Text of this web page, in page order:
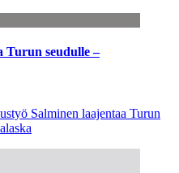
Turun seudulle –
Salminen laajentaa Turun